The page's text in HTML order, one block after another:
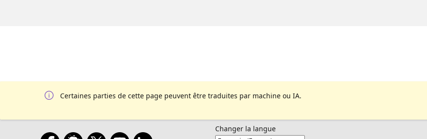
Certaines parties de cette page peuvent être traduites par machine ou IA.
Changer la langue